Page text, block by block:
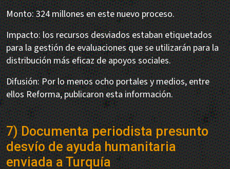
Monto: 324 millones en este nuevo proceso.
Impacto: los recursos desviados estaban etiquetados
para la gestión de evaluaciones que se utilizarán para la
distribución más eficaz de apoyos sociales.
Difusión: Por lo menos ocho portales y medios, entre
ellos Reforma, publicaron esta información.
7) Documenta periodista presunto
desvío de ayuda humanitaria
enviada a Turquía